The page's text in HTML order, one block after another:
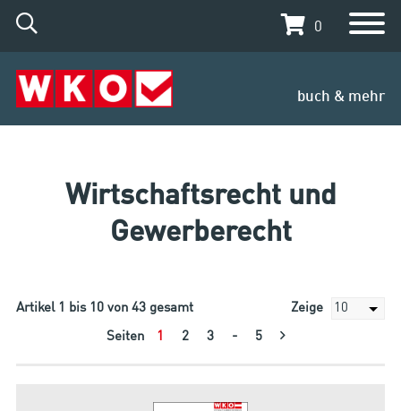
0
buch & mehr
Wirtschaftsrecht und
Gewerberecht
Artikel 1 bis 10von 43gesamt
Seiten 1 2 3 - 5
Zeige